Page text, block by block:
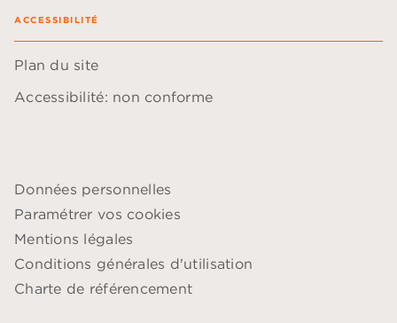
ACCESSIBILITÉ
Plan du site
Accessibilité: non conforme
Données personnelles
Paramétrer vos cookies
Mentions légales
Conditions générales d'utilisation
Charte de référencement